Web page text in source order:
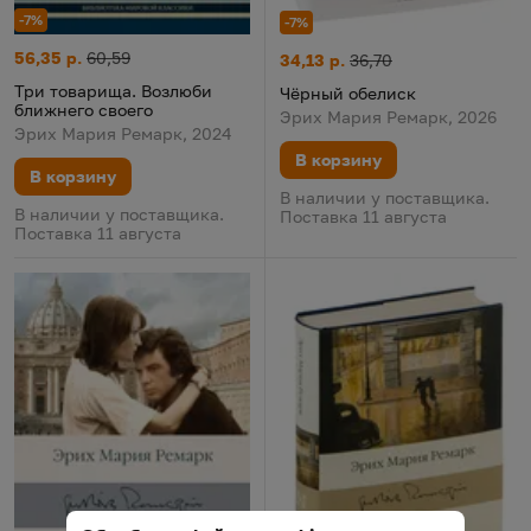
-7%
Три товарища. Возлюби ближнего своего
Цена:
56,35 р.
Старая цена:
60,59
Три товарища. Возлюби
ближнего своего
Эрих Мария Ремарк, 2024
В корзину
В наличии у поставщика.
Поставка 11 августа
-7%
Чёрный обелиск
Цена:
34,13 р.
Старая цена:
36,70
Чёрный обелиск
Эрих Мария Ремарк, 2026
В корзину
В наличии у поставщика.
Поставка 11 августа